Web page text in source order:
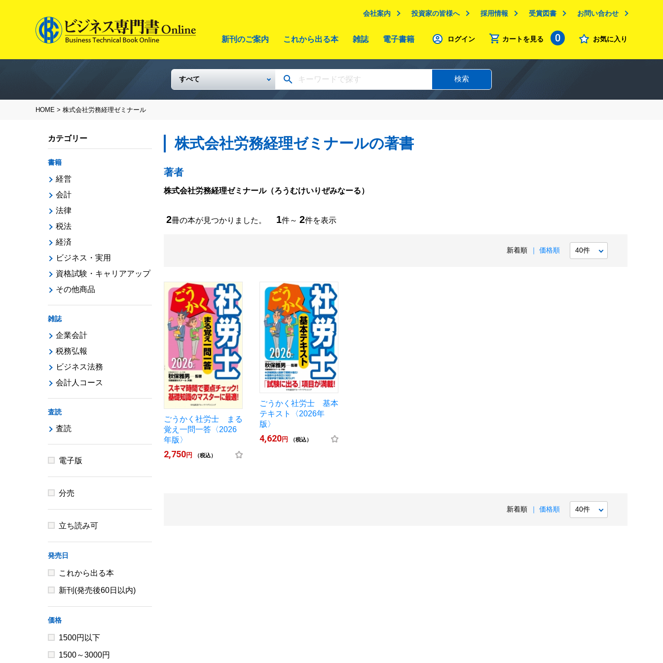
会社案内 投資家の皆様へ 採用情報 受賞図書 お問い合わせ
新刊のご案内 これから出る本 雑誌 電子書籍 ログイン カートを見る 0 お気に入り
検索
HOME > 株式会社労務経理ゼミナール
株式会社労務経理ゼミナールの著書
著者
株式会社労務経理ゼミナール（ろうむけいりぜみなーる）
2冊の本が見つかりました。 1件～ 2件を表示
新着順 価格順
ごうかく社労士 まる
覚え一問一答〈2026
年版〉
2,750円 （税込）
ごうかく社労士 基本
テキスト〈2026年
版〉
4,620円 （税込）
新着順 価格順
カテゴリー
書籍
経営
会計
法律
税法
経済
ビジネス・実用
資格試験・キャリアアップ
その他商品
雑誌
企業会計
税務弘報
ビジネス法務
会計人コース
査読
査読
電子版
分売
立ち読み可
発売日
これから出る本
新刊(発売後60日以内)
価格
1500円以下
1500～3000円